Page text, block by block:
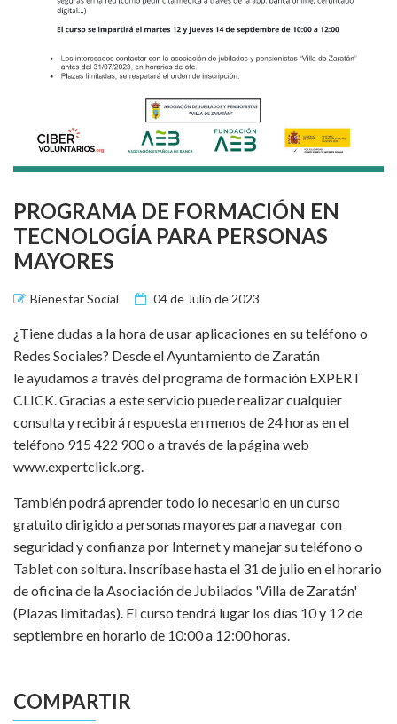
PROGRAMA DE FORMACIÓN EN
TECNOLOGÍA PARA PERSONAS
MAYORES
Bienestar Social 04 de Julio de 2023
¿Tiene dudas a la hora de usar aplicaciones en su teléfono o
Redes Sociales? Desde el Ayuntamiento de Zaratán
le ayudamos a través del programa de formación EXPERT
CLICK. Gracias a este servicio puede realizar cualquier
consulta y recibirá respuesta en menos de 24 horas en el
teléfono 915 422 900 o a través de la página web
www.expertclick.org.
También podrá aprender todo lo necesario en un curso
gratuito dirigido a personas mayores para navegar con
seguridad y confianza por Internet y manejar su teléfono o
Tablet con soltura. Inscríbase hasta el 31 de julio en el horario
de oficina de la Asociación de Jubilados 'Villa de Zaratán'
(Plazas limitadas). El curso tendrá lugar los días 10 y 12 de
septiembre en horario de 10:00 a 12:00 horas.
COMPARTIR